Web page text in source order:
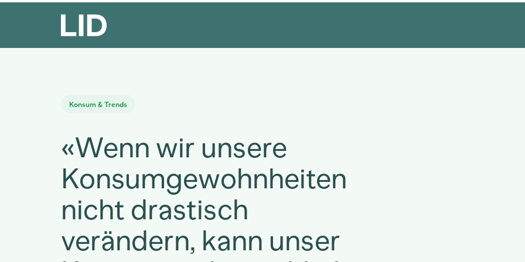
Konsum & Trends
«Wenn wir unsere
Konsumgewohnheiten
nicht drastisch
verändern, kann unser